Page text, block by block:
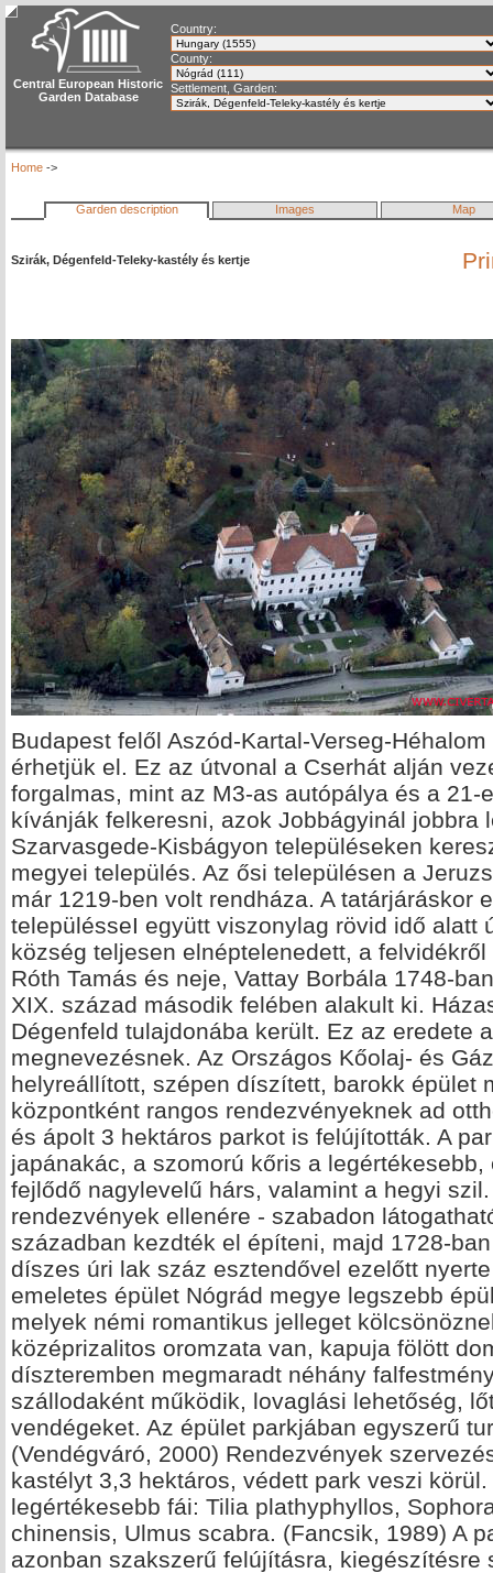
Central European Historic
Garden Database
Country:
County:
Settlement, Garden:
Home ->
Garden description Images Map
Szirák, Dégenfeld-Teleky-kastély és kertje
Budapest felől Aszód-Kartal-Verseg-
érhetjük el. Ez az útvonal a Cserhát alján
forgalmas, mint az M3-as autópálya és a 21-
kívánják felkeresni, azok Jobbágyinál jobbra
Szarvasgede-Kisbágyon településeken
megyei település. Az ősi településen a
már 1219-ben volt rendháza. A tatárjáráskor
településseI együtt viszonylag rövid idő alatt
község teljesen elnéptelenedett, a
Róth Tamás és neje, Vattay Borbála 1748-
XIX. század második felében alakult ki.
Dégenfeld tulajdonába került. Ez az eredete
megnevezésnek. Az Országos Kőolaj- és
helyreállított, szépen díszített, barokk épület
központként rangos rendezvényeknek ad
és ápolt 3 hektáros parkot is felújították. A
japánakác, a szomorú kőris a
fejlődő nagylevelű hárs, valamint a hegyi
rendezvények ellenére - szabadon
században kezdték el építeni, majd 1728-
díszes úri lak száz esztendővel ezelőtt
emeletes épület Nógrád megye legszebb
melyek némi romantikus jelleget
középrizalitos oromzata van, kapuja fölött
díszteremben megmaradt néhány
szállodaként működik, lovaglási lehetőség,
vendégeket. Az épület parkjában egyszerű
(Vendégváró, 2000) Rendezvények
kastélyt 3,3 hektáros, védett park veszi
legértékesebb fái: Tilia plathyphyllos,
chinensis, Ulmus scabra. (Fancsik, 1989) A
azonban szakszerű felújításra, kiegészítésre